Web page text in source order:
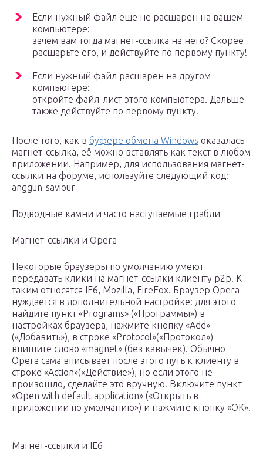
Если нужный файл еще не расшарен на вашем
компьютере:
зачем вам тогда магнет-ссылка на него? Скорее
расшарьте его, и действуйте по первому пункту!
Если нужный файл расшарен на другом
компьютере:
откройте файл-лист этого компьютера. Дальше
также действуйте по первому пункту.
После того, как в буфере обмена Windows оказалась
магнет-ссылка, её можно вставлять как текст в любом
приложении. Например, для использования магнет-
ссылки на форуме, используйте следующий код:
anggun-saviour
Подводные камни и часто наступаемые грабли
Магнет-ссылки и Opera
Некоторые браузеры по умолчанию умеют
передавать клики на магнет-ссылки клиенту p2p. К
таким относятся IE6, Mozilla, FireFox. Браузер Opera
нуждается в дополнительной настройке: для этого
найдите пункт «Programs» («Программы») в
настройках браузера, нажмите кнопку «Add»
(«Добавить»), в строке «Protocol»(«Протокол»)
впишите слово «magnet» (без кавычек). Обычно
Opera сама вписывает после этого путь к клиенту в
строке «Action»(«Действие»), но если этого не
произошло, сделайте это вручную. Включите пункт
«Open with default application» («Открыть в
приложении по умолчанию») и нажмите кнопку «OK».
Магнет-ссылки и IE6